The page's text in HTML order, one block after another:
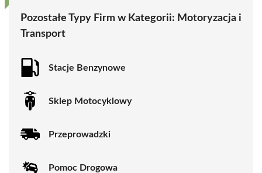
Pozostałe Typy Firm w Kategorii: Motoryzacja i
Transport
Stacje Benzynowe
Sklep Motocyklowy
Przeprowadzki
Pomoc Drogowa